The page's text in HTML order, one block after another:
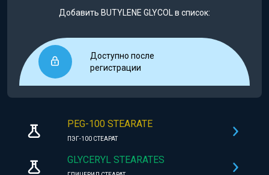
Добавить BUTYLENE GLYCOL в список:
Доступно после
регистрации
PEG-100 STEARATE
ПЭГ-100 СТЕАРАТ
GLYCERYL STEARATES